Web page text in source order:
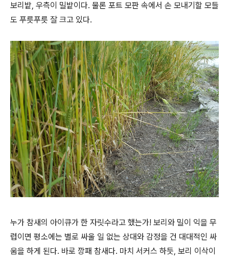
보리밭, 우측이 밀밭이다. 물론 포트 모판 속에서 손 모내기할 모들
도 푸릇푸릇 잘 크고 있다.
누가 참새의 아이큐가 한 자릿수라고 했는가! 보리와 밀이 익을 무
렵이면 평소에는 별로 싸울 일 없는 상대와 감정을 건 대대적인 싸
움을 하게 된다. 바로 깡패 참새다. 마치 서커스 하듯, 보리 이삭이